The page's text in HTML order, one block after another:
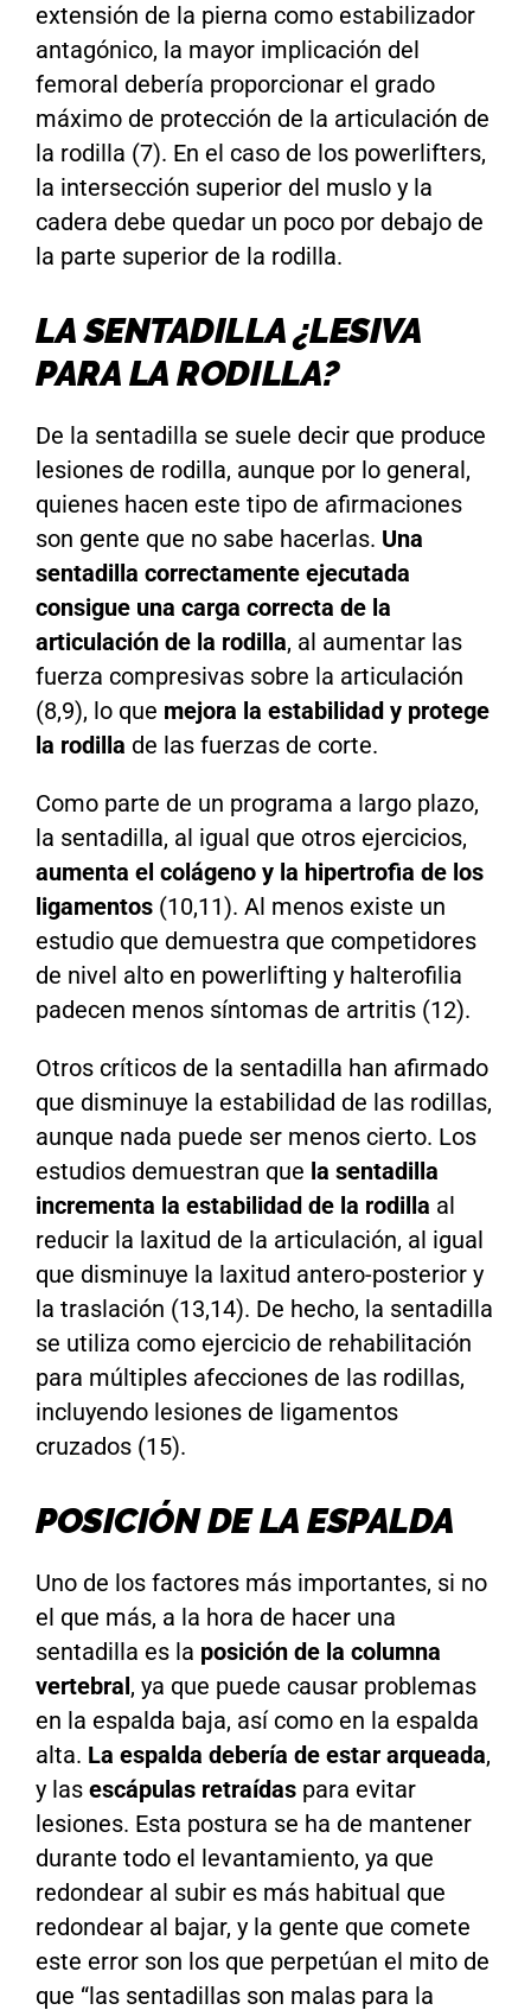
extensión de la pierna como estabilizador
antagónico, la mayor implicación del
femoral debería proporcionar el grado
máximo de protección de la articulación de
la rodilla (7). En el caso de los powerlifters,
la intersección superior del muslo y la
cadera debe quedar un poco por debajo de
la parte superior de la rodilla.
LA SENTADILLA ¿LESIVA
PARA LA RODILLA?
De la sentadilla se suele decir que produce
lesiones de rodilla, aunque por lo general,
quienes hacen este tipo de afirmaciones
son gente que no sabe hacerlas. Una
sentadilla correctamente ejecutada
consigue una carga correcta de la
articulación de la rodilla, al aumentar las
fuerza compresivas sobre la articulación
(8,9), lo que mejora la estabilidad y protege
la rodilla de las fuerzas de corte.
Como parte de un programa a largo plazo,
la sentadilla, al igual que otros ejercicios,
aumenta el colágeno y la hipertrofia de los
ligamentos(10,11). Al menos existe un
estudio que demuestra que competidores
de nivel alto en powerlifting y halterofilia
padecen menos síntomas de artritis (12).
Otros críticos de la sentadilla han afirmado
que disminuye la estabilidad de las rodillas,
aunque nada puede ser menos cierto. Los
estudios demuestran que la sentadilla
incrementa la estabilidad de la rodilla al
reducir la laxitud de la articulación, al igual
que disminuye la laxitud antero-posterior y
la traslación (13,14). De hecho, la sentadilla
se utiliza como ejercicio de rehabilitación
para múltiples afecciones de las rodillas,
incluyendo lesiones de ligamentos
cruzados (15).
POSICIÓN DE LA ESPALDA
Uno de los factores más importantes, si no
el que más, a la hora de hacer una
sentadilla es la posición de la columna
vertebral, ya que puede causar problemas
en la espalda baja, así como en la espalda
alta. La espalda debería de estar arqueada,
y las escápulas retraídaspara evitar
lesiones. Esta postura se ha de mantener
durante todo el levantamiento, ya que
redondear al subir es más habitual que
redondear al bajar, y la gente que comete
este error son los que perpetúan el mito de
que “las sentadillas son malas para la